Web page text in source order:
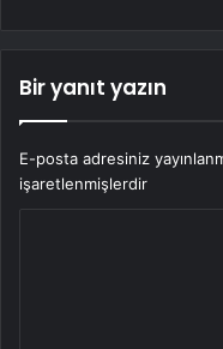
Bir yanıt yazın
E-posta adresiniz
işaretlenmişlerdir